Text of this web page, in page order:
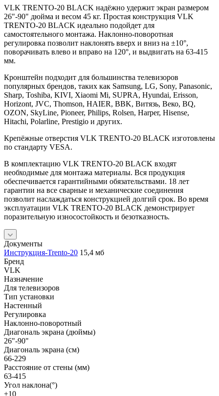
VLK TRENTO-20 BLACK надёжно удержит экран размером
26"-90" дюйма и весом 45 кг. Простая конструкция VLK
TRENTO-20 BLACK идеально подойдет для
самостоятельного монтажа. Наклонно-поворотная
регулировка позволит наклонять вверх и вниз на ±10°,
поворачивать влево и вправо на 120°, и выдвигать на 63-415
мм.
Кронштейн подходит для большинства телевизоров
популярных брендов, таких как Samsung, LG, Sony, Panasonic,
Sharp, Toshiba, KIVI, Xiaomi Mi, SUPRA, Hyundai, Erisson,
Horizont, JVC, Thomson, HAIER, BBK, Витязь, Веко, BQ,
OZON, SkyLine, Pioneer, Philips, Rolsen, Harper, Hisense,
Hitachi, Polarline, Prestigio и других.
Крепёжные отверстия VLK TRENTO-20 BLACK изготовлены
по стандарту VESA.
В комплектацию VLK TRENTO-20 BLACK входят
необходимые для монтажа материалы. Вся продукция
обеспечивается гарантийными обязательствами. 18 лет
гарантии на все сварные и механические соединения
позволит наслаждаться конструкцией долгий срок. Во время
эксплуатации VLK TRENTO-20 BLACK демонстрирует
поразительную износостойкость и безотказность.
Документы
Инструкция-Trento-20 15,4 мб
Бренд
VLK
Назначение
Для телевизоров
Тип установки
Настенный
Регулировка
Наклонно-поворотный
Диагональ экрана (дюймы)
26"-90"
Диагональ экрана (см)
66-229
Расстояние от стены (мм)
63-415
Угол наклона(°)
±10